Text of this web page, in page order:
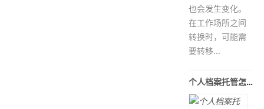
也会发生变化。
在工作场所之间
转换时，可能需
要转移...
个人档案托管怎么办理，存放在哪里